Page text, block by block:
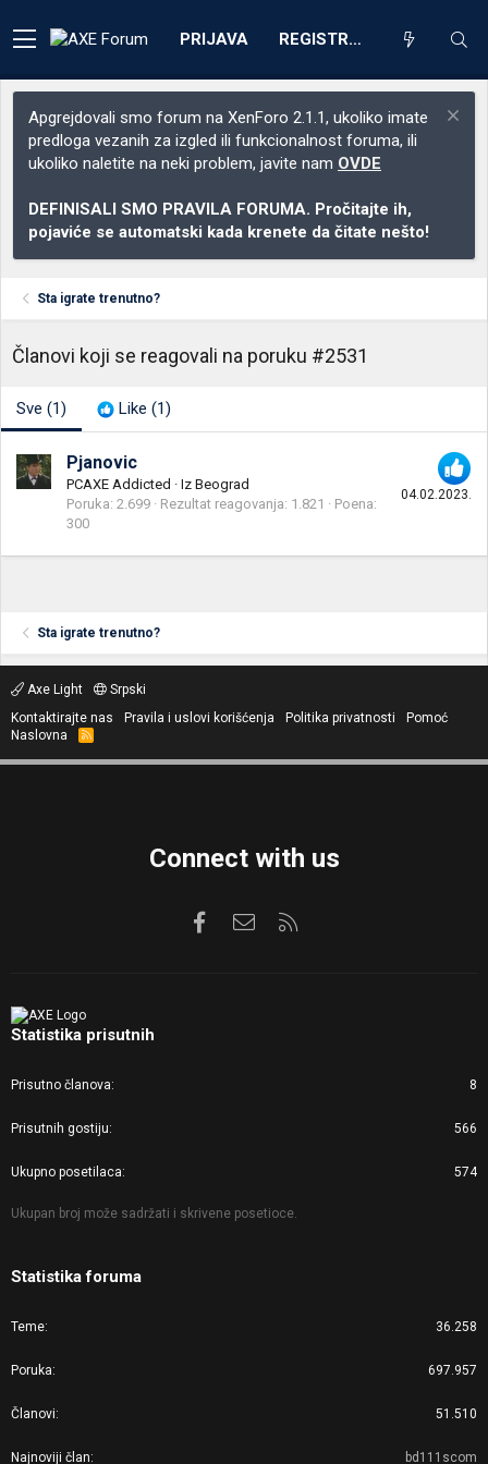
PRIJAVA REGISTRACIJA
Apgrejdovali smo forum na XenForo 2.1.1, ukoliko imate
predloga vezanih za izgled ili funkcionalnost foruma, ili
ukoliko naletite na neki problem, javite nam OVDE
DEFINISALI SMO PRAVILA FORUMA. Pročitajte ih,
pojaviće se automatski kada krenete da čitate nešto!
Sta igrate trenutno?
Članovi koji se reagovali na poruku #2531
Sve (1) Like (1)
04.02.2023.
Pjanovic
PCAXE Addicted · Iz Beograd
Poruka 2.699 Rezultat reagovanja 1.821
Poena
300
Sta igrate trenutno?
Axe Light
Srpski
Kontaktirajte nas
Pravila i uslovi korišćenja Politika privatnosti
Pomoć
Naslovna
R
S
Connect with us
FacebookKontaktirajte nas
Statistika prisutnih
Prisutno članova 8
Prisutnih gostiju 566
Ukupno posetilaca 574
Ukupan broj može sadržati i skrivene posetioce.
Statistika foruma
Teme 36.258
Poruka 697.957
Članovi 51.510
Najnoviji član bd111scom